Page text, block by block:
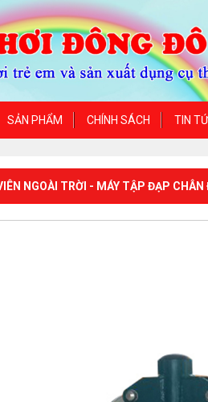
SẢN PHẨM CHÍNH SÁCH TIN
NGOÀI TRỜI - MÁY TẬP ĐẠP CHÂN